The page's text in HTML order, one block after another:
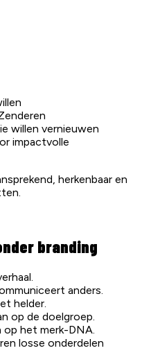
willen vernieuwen
impactvolle
herkenbaar en
branding
anders.
helder.
op de doelgroep.
op het merk-DNA.
losse onderdelen